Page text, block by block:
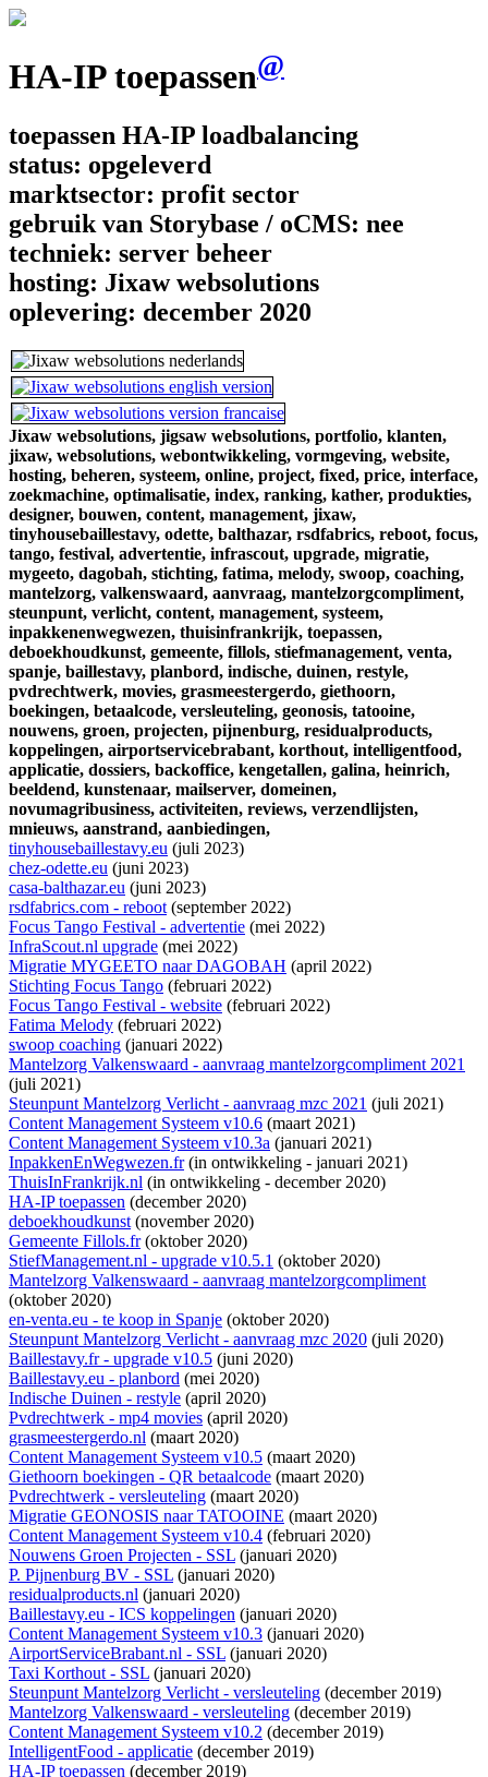
HA-IP toepassen@
toepassen HA-IP loadbalancing
status: opgeleverd
marktsector: profit sector
gebruik van Storybase / oCMS: nee
techniek: server beheer
hosting: Jixaw websolutions
oplevering: december 2020
Jixaw websolutions, jigsaw websolutions, portfolio, klanten,
jixaw, websolutions, webontwikkeling, vormgeving, website,
hosting, beheren, systeem, online, project, fixed, price, interface,
zoekmachine, optimalisatie, index, ranking, kather, produkties,
designer, bouwen, content, management, jixaw,
tinyhousebaillestavy, odette, balthazar, rsdfabrics, reboot, focus,
tango, festival, advertentie, infrascout, upgrade, migratie,
mygeeto, dagobah, stichting, fatima, melody, swoop, coaching,
mantelzorg, valkenswaard, aanvraag, mantelzorgcompliment,
steunpunt, verlicht, content, management, systeem,
inpakkenenwegwezen, thuisinfrankrijk, toepassen,
deboekhoudkunst, gemeente, fillols, stiefmanagement, venta,
spanje, baillestavy, planbord, indische, duinen, restyle,
pvdrechtwerk, movies, grasmeestergerdo, giethoorn,
boekingen, betaalcode, versleuteling, geonosis, tatooine,
nouwens, groen, projecten, pijnenburg, residualproducts,
koppelingen, airportservicebrabant, korthout, intelligentfood,
applicatie, dossiers, backoffice, kengetallen, galina, heinrich,
beeldend, kunstenaar, mailserver, domeinen,
novumagribusiness, activiteiten, reviews, verzendlijsten,
mnieuws, aanstrand, aanbiedingen,
tinyhousebaillestavy.eu (juli 2023)
chez-odette.eu (juni 2023)
casa-balthazar.eu (juni 2023)
rsdfabrics.com - reboot(september 2022)
Focus Tango Festival - advertentie (mei 2022)
InfraScout.nl upgrade (mei 2022)
Migratie MYGEETO naar DAGOBAH (april 2022)
Stichting Focus Tango (februari 2022)
Focus Tango Festival - website (februari 2022)
Fatima Melody (februari 2022)
swoop coaching (januari 2022)
Mantelzorg Valkenswaard - aanvraag mantelzorgcompliment 2021
(juli 2021)
Steunpunt Mantelzorg Verlicht - aanvraag mzc 2021 (juli 2021)
Content Management Systeem v10.6 (maart 2021)
Content Management Systeem v10.3a (januari 2021)
InpakkenEnWegwezen.fr(in ontwikkeling - januari 2021)
ThuisInFrankrijk.nl (in ontwikkeling - december 2020)
HA-IP toepassen (december 2020)
deboekhoudkunst(november 2020)
Gemeente Fillols.fr(oktober 2020)
StiefManagement.nl - upgrade v10.5.1 (oktober 2020)
Mantelzorg Valkenswaard - aanvraag mantelzorgcompliment
(oktober 2020)
en-venta.eu - te koop in Spanje (oktober 2020)
Steunpunt Mantelzorg Verlicht - aanvraag mzc 2020 (juli 2020)
Baillestavy.fr - upgrade v10.5 (juni 2020)
Baillestavy.eu - planbord (mei 2020)
Indische Duinen - restyle (april 2020)
Pvdrechtwerk - mp4 movies (april 2020)
grasmeestergerdo.nl (maart 2020)
Content Management Systeem v10.5 (maart 2020)
Giethoorn boekingen - QR betaalcode (maart 2020)
Pvdrechtwerk - versleuteling (maart 2020)
Migratie GEONOSIS naar TATOOINE (maart 2020)
Content Management Systeem v10.4 (februari 2020)
Nouwens Groen Projecten - SSL (januari 2020)
P. Pijnenburg BV - SSL (januari 2020)
residualproducts.nl (januari 2020)
Baillestavy.eu - ICS koppelingen (januari 2020)
Content Management Systeem v10.3 (januari 2020)
AirportServiceBrabant.nl - SSL (januari 2020)
Taxi Korthout - SSL (januari 2020)
Steunpunt Mantelzorg Verlicht - versleuteling (december 2019)
Mantelzorg Valkenswaard - versleuteling (december 2019)
Content Management Systeem v10.2 (december 2019)
IntelligentFood - applicatie (december 2019)
HA-IP toepassen (december 2019)